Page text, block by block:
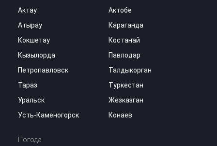
Актау
Актобе
Атырау
Караганда
Кокшетау
Костанай
Кызылорда
Павлодар
Петропавловск
Талдыкорган
Тараз
Туркестан
Уральск
Жезказган
Усть-Каменогорск
Конаев
Погода